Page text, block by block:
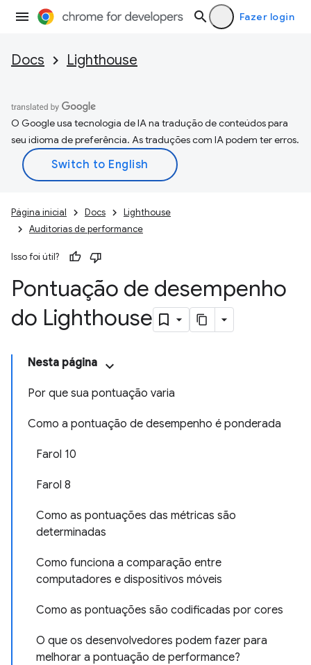
Fazer login
Docs Lighthouse
O Google usa tecnologia de IA na tradução de conteúdos para
seu idioma de preferência. As traduções com IA podem ter erros.
Página inicial Docs
Lighthouse
Auditorias de performance
Isso foi útil?
Pontuação de desempenho
do Lighthouse
Nesta página
Por que sua pontuação varia
Como a pontuação de desempenho é ponderada
Farol 10
Farol 8
Como as pontuações das métricas são
determinadas
Como funciona a comparação entre
computadores e dispositivos móveis
Como as pontuações são codificadas por cores
O que os desenvolvedores podem fazer para
melhorar a pontuação de performance?